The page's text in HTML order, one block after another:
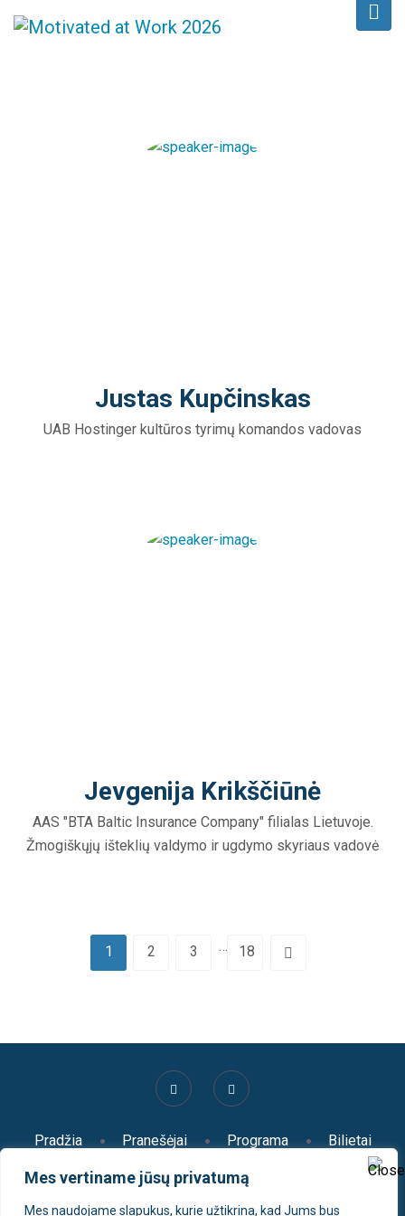
Mes vertiname jūsų privatumą
Mes naudojame slapukus, kurie užtikrina, kad Jums bus
Justas Kupčinskas
UAB Hostinger kultūros tyrimų komandos vadovas
Jevgenija Krikščiūnė
AAS "BTA Baltic Insurance Company" filialas Lietuvoje.
Žmogiškųjų išteklių valdymo ir ugdymo skyriaus vadovė
1 2 3 … 18
Pradžia Pranešėjai Programa
Bilietai
Apie mus
Vieta Kontaktai
Privatumo politika
Galerija 2025 2025